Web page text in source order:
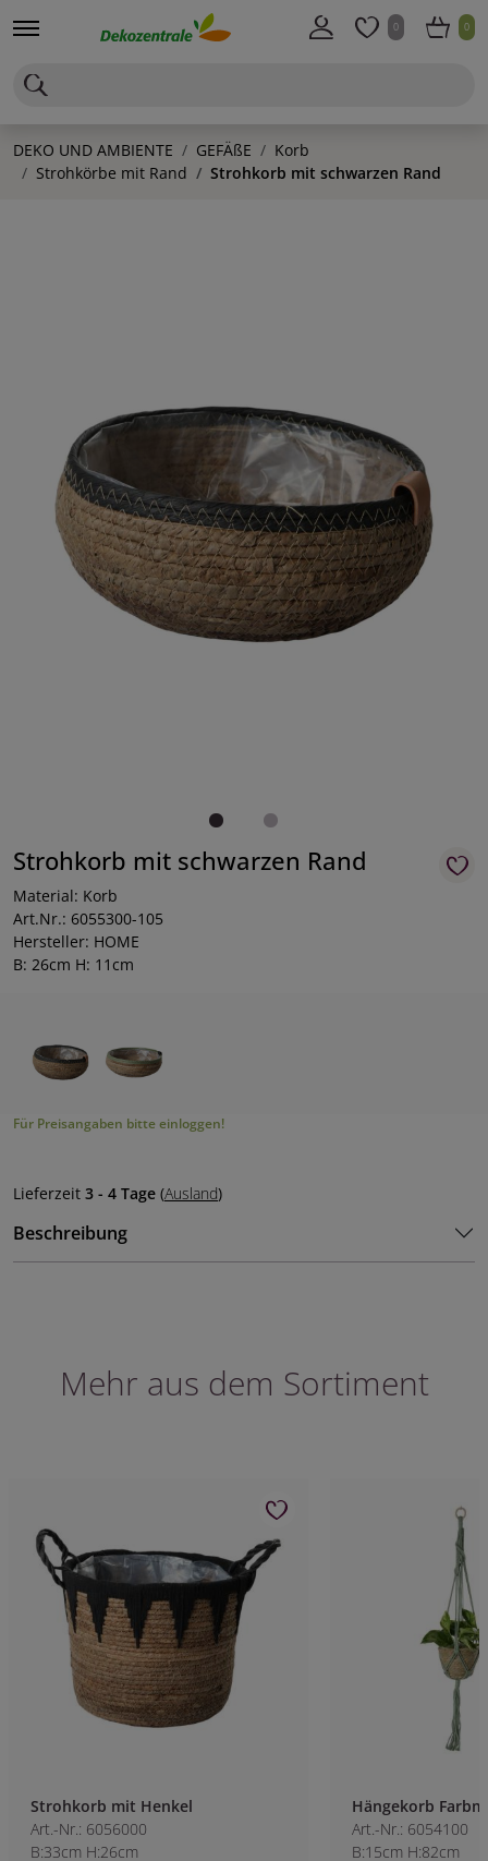
0 0
DEKO UND AMBIENTE GEFÄßE
Korb
Strohkörbe mit Rand
Strohkorb mit schwarzen Rand
Strohkorb mit schwarzen Rand
Material: Korb
Art.Nr.: 6055300-105
Hersteller: HOME
B: 26cm H: 11cm
Für Preisangaben bitte einloggen!
Lieferzeit 3 - 4 Tage (Ausland)
Beschreibung
Mehr aus dem Sortiment
Strohkorb mit Henkel
Art.-Nr.: 6056000
B:33cm H:26cm
Hängekorb
Art.-Nr.: 6054100
B:15cm H:82cm